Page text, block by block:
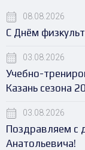
08.08.2026
С Днём
03.08.2026
Учебно-
Казань сезона
03.08.2026
Поздравляем с
Анатольевича!